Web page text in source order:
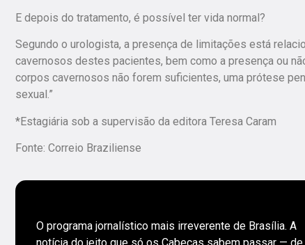
E depois do tratamento, é possível ter vida normal?
Segundo o urologista, a presença de limitações está
cavernosos destes pacientes, bem como a presença ou
corpos cavernosos não forem suficientes, uma prótese
sexual.”
*Estagiária sob a supervisão da editora Teresa Caram
Fonte: Correio Braziliense
O programa jornalístico mais irreverente de Brasília. A